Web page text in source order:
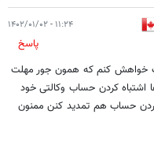
۱۱:۲۴ - ۱۴۰۲/۰۱/۰۲
پاسخ
خواهش کنم که همون جور مهلت
کردن حساب وکالتی خود
حساب هم تمدید کنن ممنون